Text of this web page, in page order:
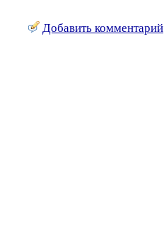
Добавить комментарий